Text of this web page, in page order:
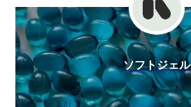
ソフトジェル